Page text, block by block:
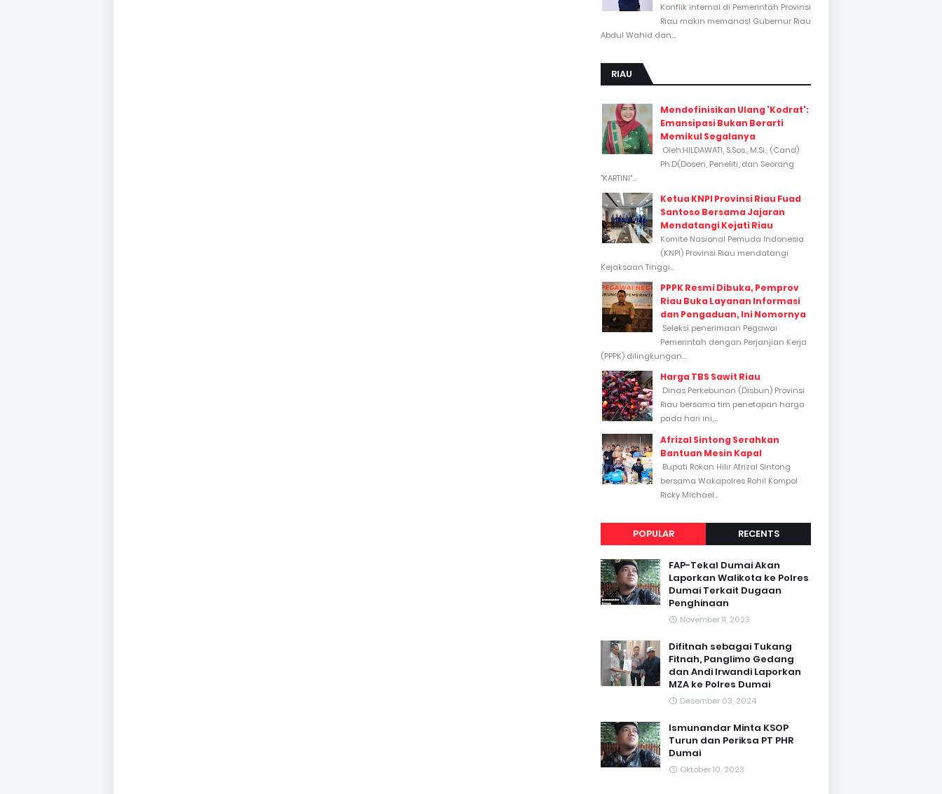
Konflik internal di Pemerintah Provinsi
Riau makin memanas! Gubernur Riau
Abdul Wahid dan...
RIAU
Mendefinisikan Ulang 'Kodrat':
Emansipasi Bukan Berarti
Memikul Segalanya
Oleh:HILDAWATI, S.Sos., M.Si., (Cand)
Ph.D(Dosen, Peneliti, dan Seorang
"KARTINI"...
Ketua KNPI Provinsi Riau Fuad
Santoso Bersama Jajaran
Mendatangi Kejati Riau
Komite Nasional Pemuda Indonesia
(KNPI) Provinsi Riau mendatangi
Kejaksaan Tinggi...
PPPK Resmi Dibuka, Pemprov
Riau Buka Layanan Informasi
dan Pengaduan, Ini Nomornya
Seleksi penerimaan Pegawai
Pemerintah dengan Perjanjian Kerja
(PPPK) dilingkungan...
Harga TBS Sawit Riau
Dinas Perkebunan (Disbun) Provinsi
Riau bersama tim penetapan harga
pada hari ini,...
Afrizal Sintong Serahkan
Bantuan Mesin Kapal
Bupati Rokan Hilir Afrizal Sintong
bersama Wakapolres Rohil Kompol
Ricky Michael...
POPULAR RECENTS
FAP-Tekal Dumai Akan
Laporkan Walikota ke Polres
Dumai Terkait Dugaan
Penghinaan
November 11, 2023
Difitnah sebagai Tukang
Fitnah, Panglimo Gedang
dan Andi Irwandi Laporkan
MZA ke Polres Dumai
Desember 03, 2024
Ismunandar Minta KSOP
Turun dan Periksa PT PHR
Dumai
Oktober 10, 2023